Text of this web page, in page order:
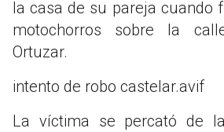
la casa de su pareja cuando
motochorros sobre la
Ortuzar.
intento de robo castelar.avif
La víctima se percató de